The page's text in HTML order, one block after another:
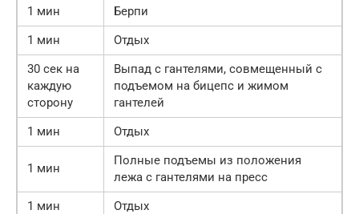
1 мин
Берпи
1 мин
Отдых
30 сек на
каждую
сторону
Выпад с гантелями, совмещенный с
подъемом на бицепс и жимом
гантелей
1 мин
Отдых
1 мин
Полные подъемы из положения
лежа с гантелями на пресс
1 мин
Отдых